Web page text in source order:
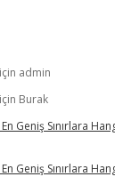
için admin
için Burak
Geniş Sınırlara
Geniş Sınırlara